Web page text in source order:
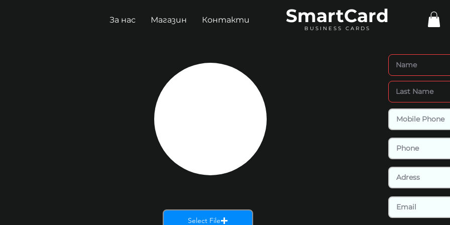
За нас Магазин Контакти SmartCard
BUSINESS CARDS
Select File